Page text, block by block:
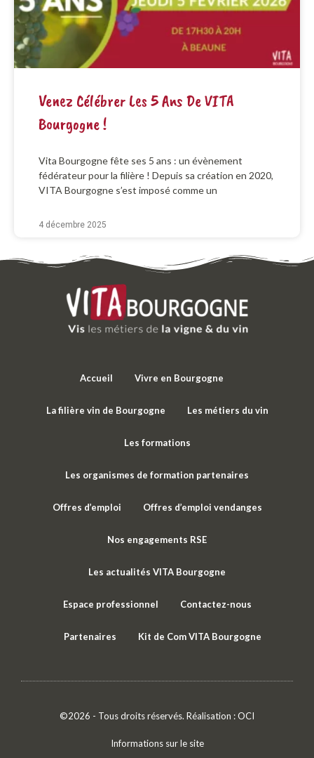
Venez Célébrer Les 5 Ans De VITA
Bourgogne !
Vita Bourgogne fête ses 5 ans : un évènement
fédérateur pour la filière ! Depuis sa création en 2020,
VITA Bourgogne s’est imposé comme un
4 décembre 2025
Accueil Vivre en Bourgogne
La filière vin de Bourgogne Les métiers du vin
Les formations
Les organismes de formation partenaires
Offres d’emploi Offres d’emploi vendanges
Nos engagements RSE
Les actualités VITA Bourgogne
Espace professionnel Contactez-nous
Partenaires Kit de Com VITA Bourgogne
©2026 - Tous droits réservés. Réalisation :OCI
Informations sur le site